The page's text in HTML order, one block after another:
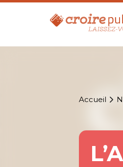
Accueil